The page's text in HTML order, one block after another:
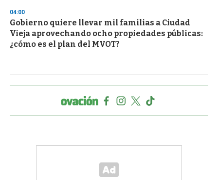
04:00
Gobierno quiere llevar mil familias a Ciudad
Vieja aprovechando ocho propiedades públicas:
¿cómo es el plan del MVOT?